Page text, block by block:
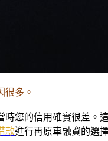
很多。
時您的信用確實很差。
款進行再原車融資的選